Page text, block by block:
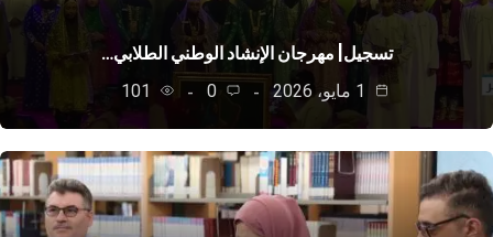
تسجيل| مهرجان الإنشاد الوطني الطلابي…
0
101